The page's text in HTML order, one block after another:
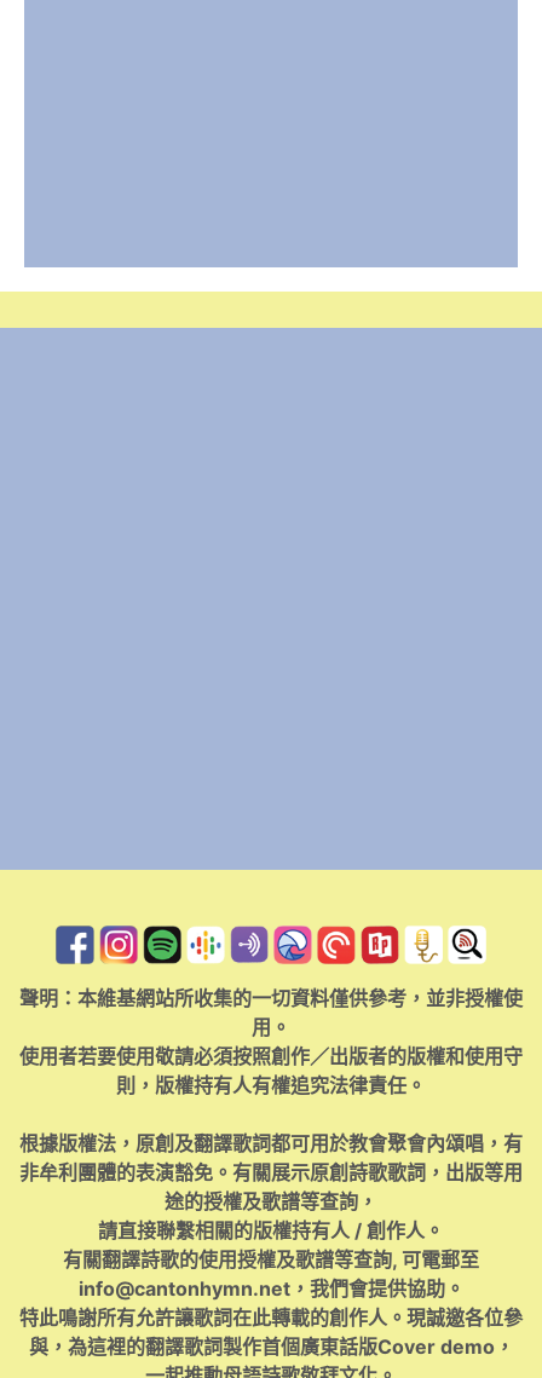
聲明：本維基網站所收集的一切資料僅供參考，並非授權使
用。
使用者若要使用敬請必須按照創作／出版者的版權和使用守
則，版權持有人有權追究法律責任。
根據版權法，原創及翻譯歌詞都可用於教會聚會內頌唱，有
非牟利團體的表演豁免。有關展示原創詩歌歌詞，出版等用
途的授權及歌譜等查詢，
請直接聯繫相關的版權持有人 / 創作人。
有關翻譯詩歌的使用授權及歌譜等查詢, 可電郵至
info@cantonhymn.net，我們會提供協助。
特此鳴謝所有允許讓歌詞在此轉載的創作人。現誠邀各位參
與，為這裡的翻譯歌詞製作首個廣東話版Cover demo，